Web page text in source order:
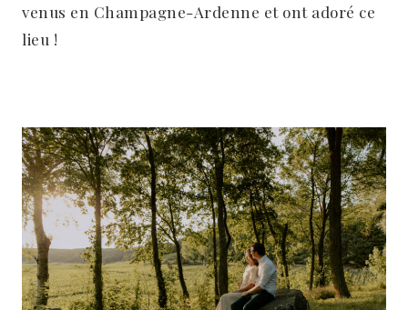
venus en Champagne-Ardenne et ont adoré ce
lieu !